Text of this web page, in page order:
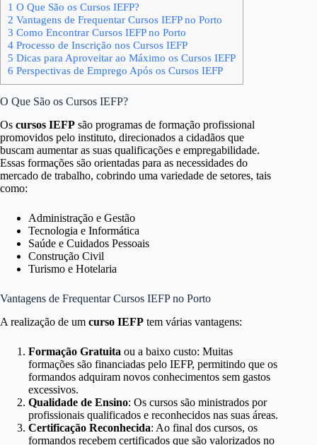
1 O Que São os Cursos IEFP?
2 Vantagens de Frequentar Cursos IEFP no Porto
3 Como Encontrar Cursos IEFP no Porto
4 Processo de Inscrição nos Cursos IEFP
5 Dicas para Aproveitar ao Máximo os Cursos IEFP
6 Perspectivas de Emprego Após os Cursos IEFP
O Que São os Cursos IEFP?
Os cursos IEFP são programas de formação profissional
promovidos pelo instituto, direcionados a cidadãos que
buscam aumentar as suas qualificações e empregabilidade.
Essas formações são orientadas para as necessidades do
mercado de trabalho, cobrindo uma variedade de setores, tais
como:
Administração e Gestão
Tecnologia e Informática
Saúde e Cuidados Pessoais
Construção Civil
Turismo e Hotelaria
Vantagens de Frequentar Cursos IEFP no Porto
A realização de um curso IEFP tem várias vantagens:
Formação Gratuita ou a baixo custo: Muitas
formações são financiadas pelo IEFP, permitindo que os
formandos adquiram novos conhecimentos sem gastos
excessivos.
Qualidade de Ensino: Os cursos são ministrados por
profissionais qualificados e reconhecidos nas suas áreas.
Certificação Reconhecida: Ao final dos cursos, os
formandos recebem certificados que são valorizados no